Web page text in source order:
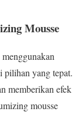
Mousse
pilihan yang tepat.
memberikan efek
mousse